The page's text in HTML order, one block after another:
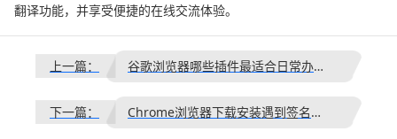
翻译功能，并享受便捷的在线交流体验。
上一篇： 谷歌浏览器哪些插件最适合日常办公使用
下一篇： Chrome浏览器下载安装遇到签名错误的解决办法详解